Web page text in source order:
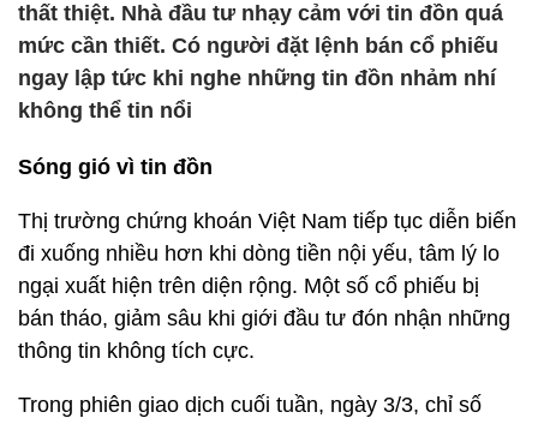
thất thiệt. Nhà đầu tư nhạy cảm với tin đồn quá
mức cần thiết. Có người đặt lệnh bán cổ phiếu
ngay lập tức khi nghe những tin đồn nhảm nhí
không thể tin nổi
Sóng gió vì tin đồn
Thị trường chứng khoán Việt Nam tiếp tục diễn biến
đi xuống nhiều hơn khi dòng tiền nội yếu, tâm lý lo
ngại xuất hiện trên diện rộng. Một số cổ phiếu bị
bán tháo, giảm sâu khi giới đầu tư đón nhận những
thông tin không tích cực.
Trong phiên giao dịch cuối tuần, ngày 3/3, chỉ số